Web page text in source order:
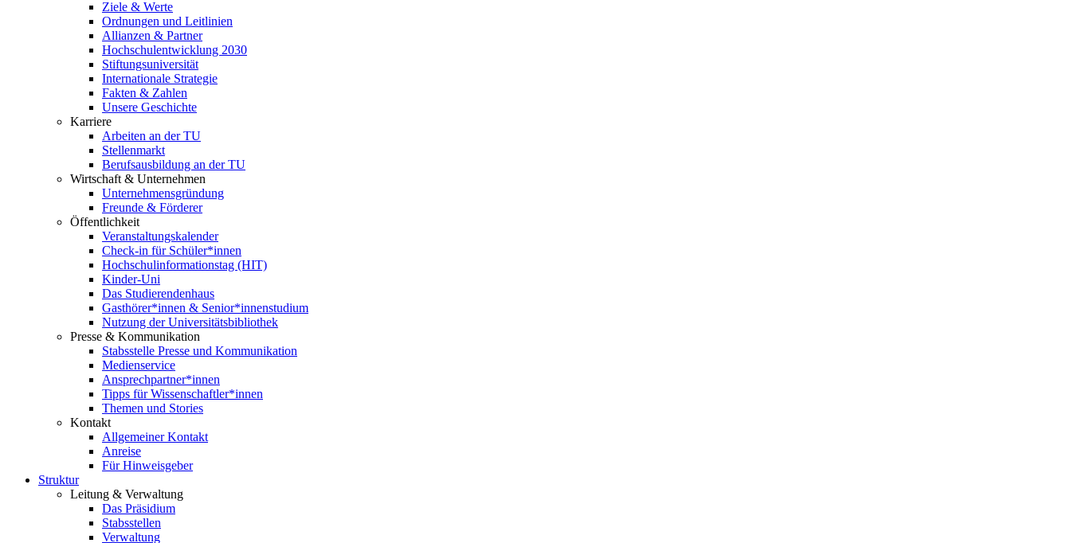
Ziele & Werte
Ordnungen und Leitlinien
Allianzen & Partner
Hochschulentwicklung 2030
Stiftungsuniversität
Internationale Strategie
Fakten & Zahlen
Unsere Geschichte
Karriere
Arbeiten an der TU
Stellenmarkt
Berufsausbildung an der TU
Wirtschaft & Unternehmen
Unternehmensgründung
Freunde & Förderer
Öffentlichkeit
Veranstaltungskalender
Check-in für Schüler*innen
Hochschulinformationstag (HIT)
Kinder-Uni
Das Studierendenhaus
Gasthörer*innen & Senior*innenstudium
Nutzung der Universitätsbibliothek
Presse & Kommunikation
Stabsstelle Presse und Kommunikation
Medienservice
Ansprechpartner*innen
Tipps für Wissenschaftler*innen
Themen und Stories
Kontakt
Allgemeiner Kontakt
Anreise
Für Hinweisgeber
Struktur
Leitung & Verwaltung
Das Präsidium
Stabsstellen
Verwaltung